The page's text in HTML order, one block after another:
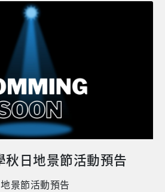
加入捐助義賣品的行列。除了符
可以讓愛心發揮到最大的極
為本校高教深耕扶助經濟不利生
◎ 誠徵物品：正常
庭用品、小家電、玩具、書籍和
。(註：衣服有尺寸問題所以不
過3件者，即贈送神秘小禮物1個
書室。 三、物品募集期
動地點確定
秋日地景節活動預告
景節活動預告